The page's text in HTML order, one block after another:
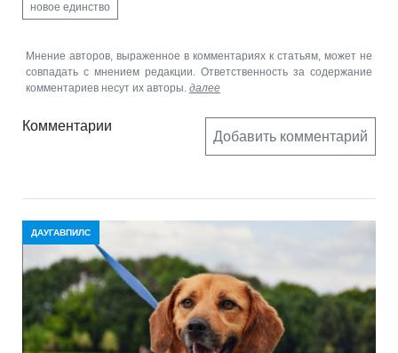
новое единство
Мнение авторов, выраженное в комментариях к статьям, может не
совпадать с мнением редакции. Ответственность за содержание
комментариев несут их авторы. далее
Комментарии
Добавить комментарий
ДАУГАВПИЛС